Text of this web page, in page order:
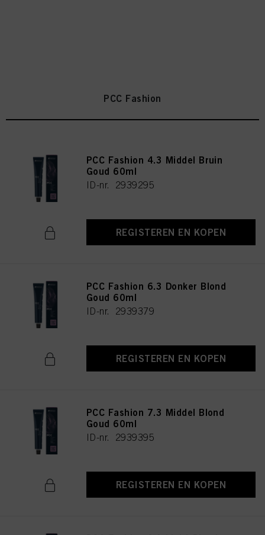
PCC Fashion
PCC Fashion 4.3 Middel Bruin
Goud 60ml
ID-nr. 2939295
REGISTEREN EN KOPEN
PCC Fashion 6.3 Donker Blond
Goud 60ml
ID-nr. 2939379
REGISTEREN EN KOPEN
PCC Fashion 7.3 Middel Blond
Goud 60ml
ID-nr. 2939395
REGISTEREN EN KOPEN